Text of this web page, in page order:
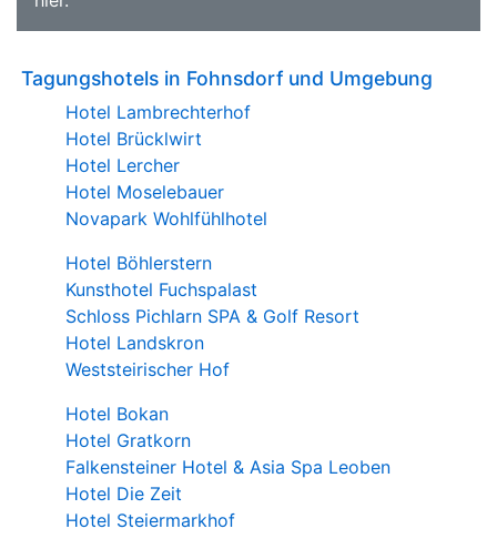
Tagungshotels in Fohnsdorf und Umgebung
Hotel Lambrechterhof
Hotel Brücklwirt
Hotel Lercher
Hotel Moselebauer
Novapark Wohlfühlhotel
Hotel Böhlerstern
Kunsthotel Fuchspalast
Schloss Pichlarn SPA & Golf Resort
Hotel Landskron
Weststeirischer Hof
Hotel Bokan
Hotel Gratkorn
Falkensteiner Hotel & Asia Spa Leoben
Hotel Die Zeit
Hotel Steiermarkhof